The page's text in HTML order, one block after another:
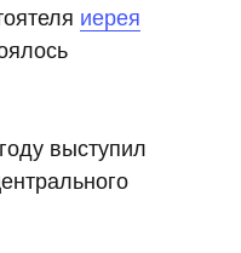
иерея
выступил